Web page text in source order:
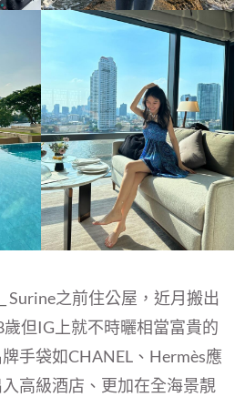
Surine之前住公屋，近月搬出
但IG上就不時曬相當富貴的
手袋如CHANEL、Hermès應
高級酒店、更加在全海景靚